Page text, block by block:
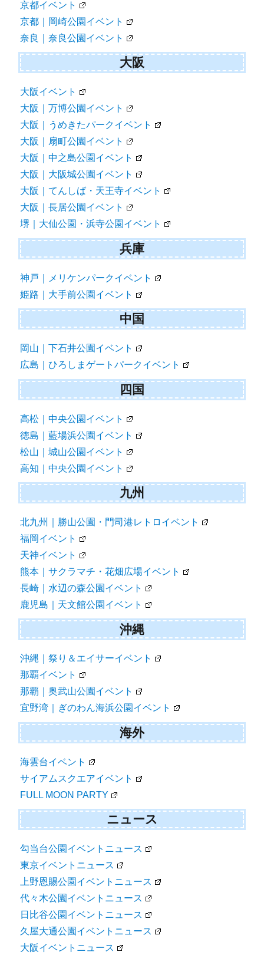
京都イベント
京都｜岡崎公園イベント
奈良｜奈良公園イベント
大阪
大阪イベント
大阪｜万博公園イベント
大阪｜うめきたパークイベント
大阪｜扇町公園イベント
大阪｜中之島公園イベント
大阪｜大阪城公園イベント
大阪｜てんしば・天王寺イベント
大阪｜長居公園イベント
堺｜大仙公園・浜寺公園イベント
兵庫
神戸｜メリケンパークイベント
姫路｜大手前公園イベント
中国
岡山｜下石井公園イベント
広島｜ひろしまゲートパークイベント
四国
高松｜中央公園イベント
徳島｜藍場浜公園イベント
松山｜城山公園イベント
高知｜中央公園イベント
九州
北九州｜勝山公園・門司港レトロイベント
福岡イベント
天神イベント
熊本｜サクラマチ・花畑広場イベント
長崎｜水辺の森公園イベント
鹿児島｜天文館公園イベント
沖縄
沖縄｜祭り＆エイサーイベント
那覇イベント
那覇｜奥武山公園イベント
宜野湾｜ぎのわん海浜公園イベント
海外
海雲台イベント
サイアムスクエアイベント
FULL MOON PARTY
ニュース
勾当台公園イベントニュース
東京イベントニュース
上野恩賜公園イベントニュース
代々木公園イベントニュース
日比谷公園イベントニュース
久屋大通公園イベントニュース
大阪イベントニュース